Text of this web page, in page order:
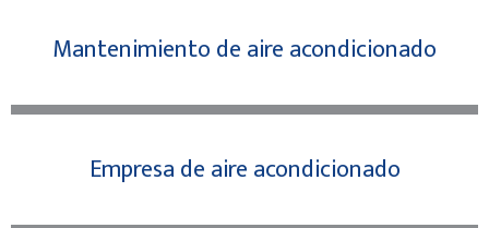
Mantenimiento de aire acondicionado
Empresa de aire acondicionado